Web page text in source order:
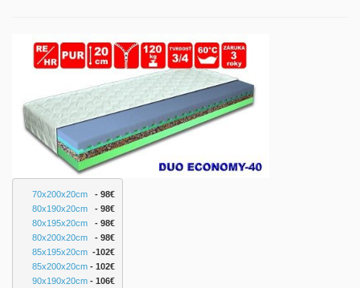
70x200x20cm
   - 98€
80x190x20cm
   - 98€
80x195x20cm
   - 98€
80x200x20cm
   - 98€
85x195x20cm -102€
85x200x20cm - 102€
90x190x20cm - 106€